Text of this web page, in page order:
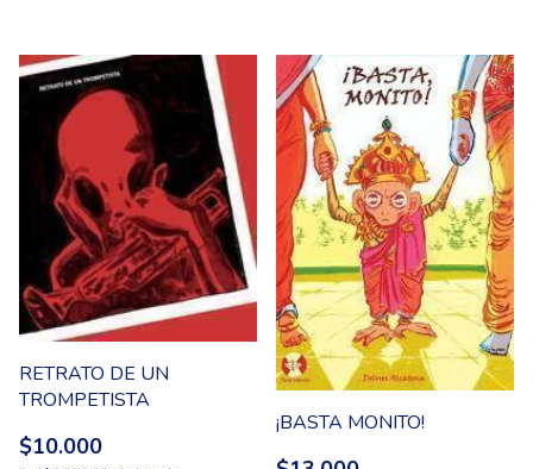
RETRATO DE UN
TROMPETISTA
$10.000
¡BASTA MONITO!